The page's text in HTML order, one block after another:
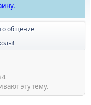
общение
эту тему.